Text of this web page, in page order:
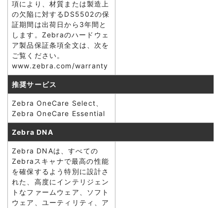
項により、材質または製造上
の欠陥に対するDS5502の保
証期間は出荷日から3年間と
します。Zebraのハードウェ
ア製品保証条項全文は、次を
ご覧ください。
www.zebra.com/warranty
推奨サービス
Zebra OneCare Select、
Zebra OneCare Essential
Zebra DNA
Zebra DNAは、すべての
Zebraスキャナで最高の性能
を確保するよう特別に設計さ
れた、高度にインテリジェン
トなファームウェア、ソフト
ウェア、ユーティリティ、ア